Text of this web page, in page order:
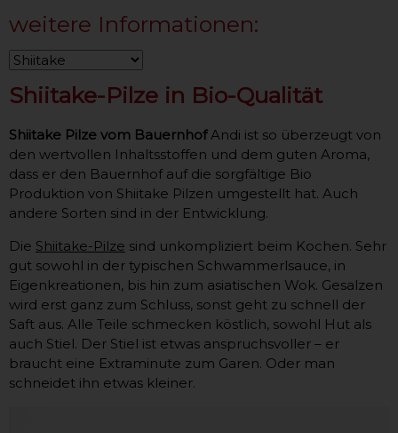
weitere Informationen:
Shiitake-Pilze in Bio-Qualität
Shiitake Pilze vom BauernhofAndi ist so überzeugt von
den wertvollen Inhaltsstoffen und dem guten Aroma,
dass er den Bauernhof auf die sorgfältige Bio
Produktion von Shiitake Pilzen umgestellt hat. Auch
andere Sorten sind in der Entwicklung.
Die Shiitake-Pilze sind unkompliziert beim Kochen. Sehr
gut sowohl in der typischen Schwammerlsauce, in
Eigenkreationen, bis hin zum asiatischen Wok. Gesalzen
wird erst ganz zum Schluss, sonst geht zu schnell der
Saft aus. Alle Teile schmecken köstlich, sowohl Hut als
auch Stiel. Der Stiel ist etwas anspruchsvoller – er
braucht eine Extraminute zum Garen. Oder man
schneidet ihn etwas kleiner.